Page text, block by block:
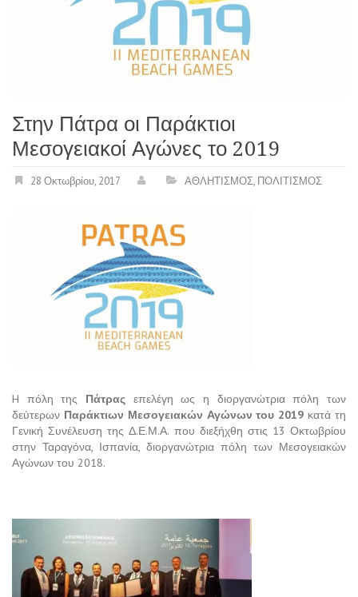
Στην Πάτρα οι Παράκτιοι
Μεσογειακοί Αγώνες το 2019
28 Οκτωβρίου, 2017 ΑΘΛΗΤΙΣΜΟΣ, ΠΟΛΙΤΙΣΜΟΣ
H πόλη της Πάτρας επελέγη ως η διοργανώτρια πόλη των
δεύτερων Παράκτιων Μεσογειακών Αγώνων του 2019 κατά τη
Γενική Συνέλευση της Δ.Ε.Μ.Α. που διεξήχθη στις 13 Οκτωβρίου
στην Ταραγόνα, Ισπανία, διοργανώτρια πόλη των Μεσογειακών
Αγώνων του 2018.